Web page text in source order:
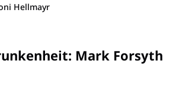
Hellmayr
: Mark Forsyth